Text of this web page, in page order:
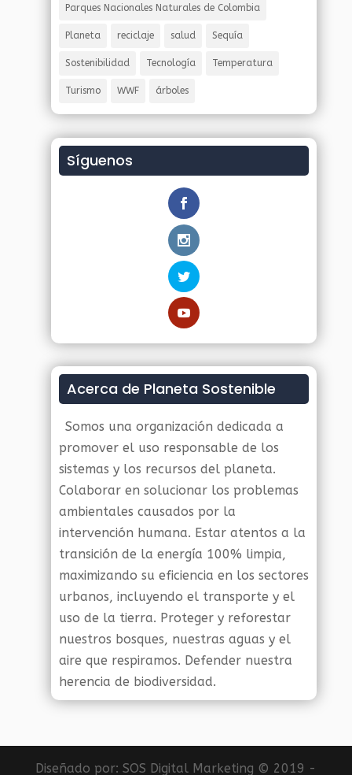
Parques Nacionales Naturales de Colombia
Planeta reciclaje salud Sequía
Sostenibilidad Tecnología Temperatura
Turismo WWF árboles
Síguenos
Acerca de Planeta Sostenible
Somos una organización dedicada a
promover el uso responsable de los
sistemas y los recursos del planeta.
Colaborar en solucionar los problemas
ambientales causados por la
intervención humana. Estar atentos a la
transición de la energía 100% limpia,
maximizando su eficiencia en los sectores
urbanos, incluyendo el transporte y el
uso de la tierra. Proteger y reforestar
nuestros bosques, nuestras aguas y el
aire que respiramos. Defender nuestra
herencia de biodiversidad.
Diseñado por:SOS Digital Marketing © 2019 -